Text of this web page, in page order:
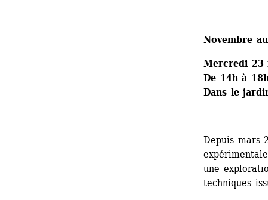
Novembre
Mercredi 23
De 14h à
Dans le
Depuis mars
une
techniques